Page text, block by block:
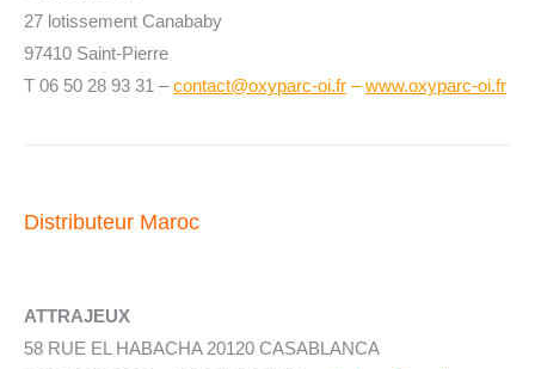
27 lotissement Canababy
97410 Saint-Pierre
T 06 50 28 93 31 –contact@oxyparc-oi.fr –www.oxyparc-oi.fr
Distributeur Maroc
ATTRAJEUX
58 RUE EL HABACHA 20120 CASABLANCA